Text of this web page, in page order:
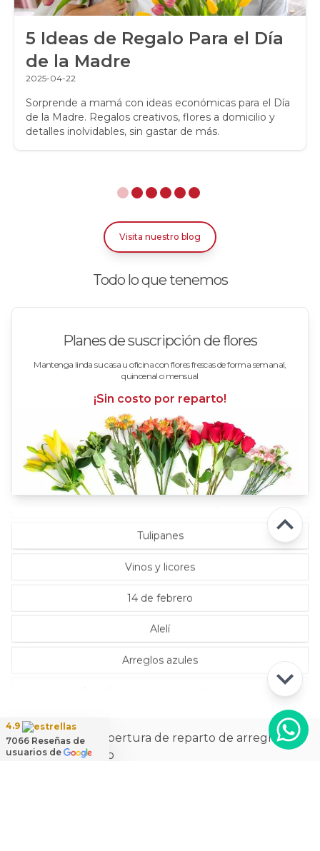
5 Ideas de Regalo Para el Día
de la Madre
2025-04-22
Sorprende a mamá con ideas económicas para el Día
de la Madre. Regalos creativos, flores a domicilio y
detalles inolvidables, sin gastar de más.
Visita nuestro blog
Todo lo que tenemos
Planes de suscripción de flores
Mantenga linda su casa u oficina con flores frescas de forma semanal,
quincenal o mensual
¡Sin costo por reparto!
14 de febrero
Alelí
Arreglos azules
Regalos a Domicilio
Regalos para Hombres
Regalos para niños
Rosas
Rosas Amarillas
Rosas Azules
Rosas Bicolor Blancas-Rojas
Rosas Blancas
Rosas Damasco
Rosas en floreros
Rosas Fucsia
Rosas Rojas
Rosas Rosadas
Tulipanes
Vinos y licores
La más amplia cobertura de reparto de arreglos
florales a domicilio
4.9
7066 Reseñas de
usuarios de